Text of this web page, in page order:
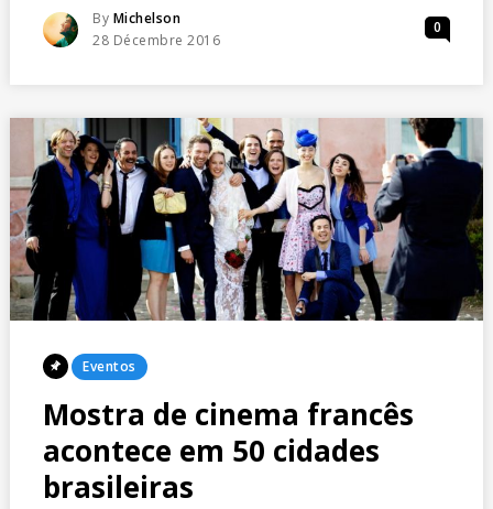
DE
NATAL
Posted
By Michelson
Posted
28 Décembre 2016
0
Posted
Eventos
Mostra de cinema francês
acontece em 50 cidades
brasileiras